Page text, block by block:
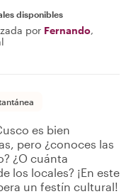
disponibles
por Fernando,
es bien
pero ¿conoces las
¿O cuánta
los locales? ¡En este
un festín cultural!